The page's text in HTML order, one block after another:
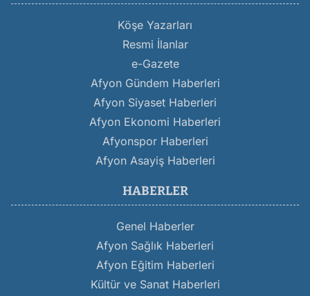
Köşe Yazarları
Resmi İlanlar
e-Gazete
Afyon Gündem Haberleri
Afyon Siyaset Haberleri
Afyon Ekonomi Haberleri
Afyonspor Haberleri
Afyon Asayiş Haberleri
HABERLER
Genel Haberler
Afyon Sağlık Haberleri
Afyon Eğitim Haberleri
Kültür ve Sanat Haberleri